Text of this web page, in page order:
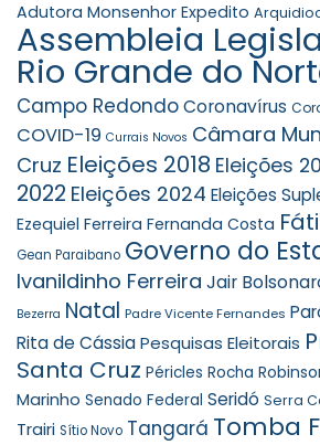
Adutora Monsenhor Expedito
Assembleia
Rio Grande do
Campo RedondoCoronavírus
COVID-19 Currais Novos Câmara
Cruz Eleições 2018 Eleições
2022 Eleições 2024 Eleições
Ezequiel Ferreira Fernanda Costa
Gean Paraibano Governo do
Ivanildinho Ferreira Jair
Bezerra Natal Padre Vicente Fernandes
Rita de CássiaPesquisas Eleitorais
Santa Cruz Péricles Rocha
Marinho Senado Federal Seridó Serra
Trairi Sítio Novo Tangará Tomba